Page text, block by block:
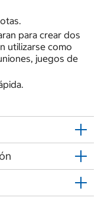
para crear dos
utilizarse como
juegos de